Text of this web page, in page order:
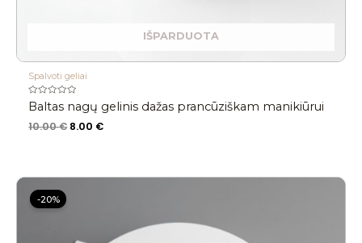
IŠPARDUOTA
Spalvoti geliai
Įvertinimas:
0
5
Baltas nagų gelinis dažas prancūziškam manikiūrui
10.00€ 8.00 €
-20%
OriginalCurrent